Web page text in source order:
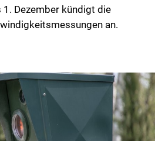
Dezember kündigt die
an.